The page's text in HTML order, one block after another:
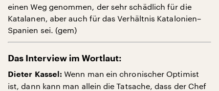
einen Weg genommen, der sehr schädlich für die
Katalanen, aber auch für das Verhältnis Katalonien–
Spanien sei. (gem)
Das Interview im Wortlaut:
Dieter Kassel: Wenn man ein chronischer Optimist
ist, dann kann man allein die Tatsache, dass der Chef